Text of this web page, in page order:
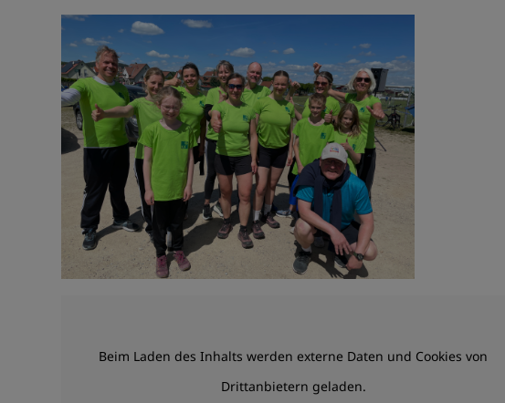
Beim Laden des Inhalts werden externe Daten und Cookies von
Drittanbietern geladen.